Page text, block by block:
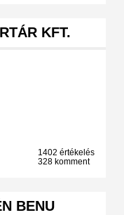
KFT.
1402 értékelés
328 komment
BENU